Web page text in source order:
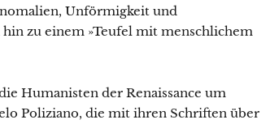
Unförmigkeit und
zu einem »Teufel mit menschlichem
Humanisten der Renaissance um
Poliziano, die mit ihren Schriften über